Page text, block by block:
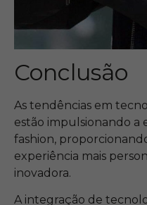
Conclusão
As tendências em
estão impulsionando a
fashion,
experiência mais
inovadora.
A integração de